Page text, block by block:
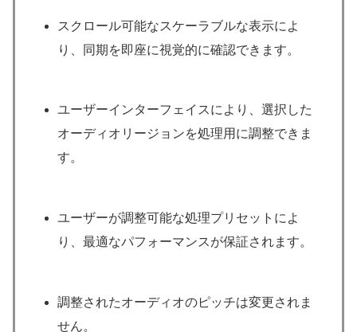
スクロール可能なスケーラブルな表示によ
り、同期を即座に視覚的に確認できます。
ユーザーインターフェイスにより、選択した
オーディオリージョンを処理用に調整できま
す。
ユーザーが調整可能な処理プリセットによ
り、最適なパフォーマンスが保証されます。
調整されたオーディオのピッチは変更されま
せん。